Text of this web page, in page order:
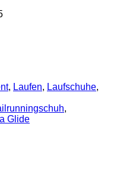
, Laufen, Laufschuhe,
,
Glide